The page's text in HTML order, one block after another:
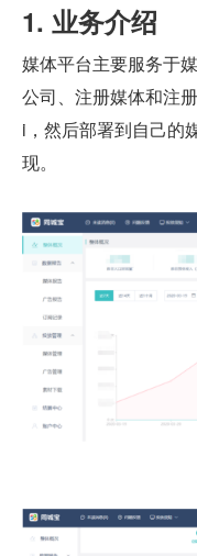
1. 业务介绍
媒体平台主要服务于
公司、注册媒体和注
i，然后部署到自己的
现。